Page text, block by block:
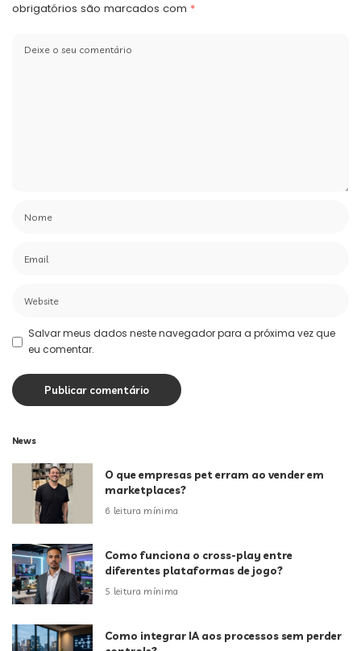
obrigatórios são marcados com *
Salvar meus dados neste navegador para a próxima vez que
eu comentar.
News
O que empresas pet erram ao vender em
marketplaces?
6 leitura mínima
Como funciona o cross-play entre
diferentes plataformas de jogo?
5 leitura mínima
Como integrar IA aos processos sem perder